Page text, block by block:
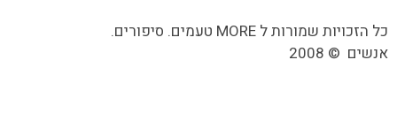
כל הזכויות שמורות ל MORE טעמים. סיפורים.
אנשים ©
2008